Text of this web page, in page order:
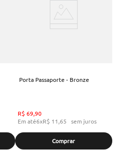
Porta Passaporte - Bronze
R$ 69,90
Em até6xR$ 11,65 sem juros
Comprar